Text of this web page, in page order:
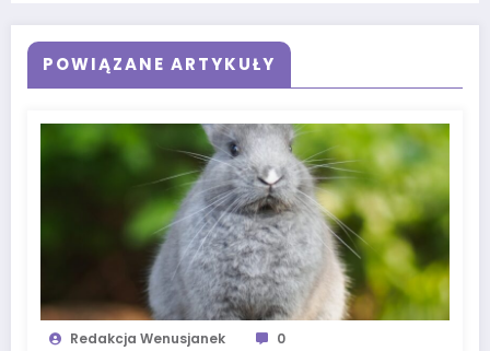
POWIĄZANE ARTYKUŁY
Redakcja Wenusjanek 0